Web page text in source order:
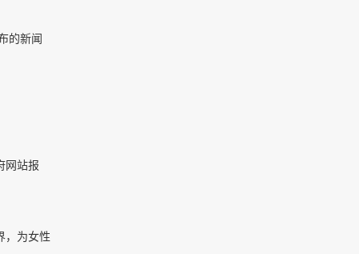
的新闻
网站报
，为女性